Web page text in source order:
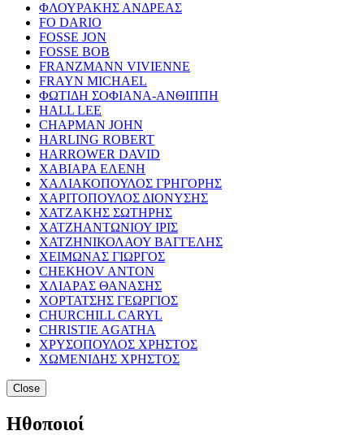
ΦΛΟΥΡΑΚΗΣ ΑΝΔΡΕΑΣ
FO DARIO
FOSSE JON
FOSSE BOB
FRANZMANN VIVIENNE
FRAYN MICHAEL
ΦΩΤΙΔΗ ΣΟΦΙΑΝΑ-ΑΝΘΙΠΠΗ
HALL LEE
CHAPMAN JOHN
HARLING ROBERT
HARROWER DAVID
ΧΑΒΙΑΡΑ ΕΛΕΝΗ
ΧΑΛΙΑΚΟΠΟΥΛΟΣ ΓΡΗΓΟΡΗΣ
ΧΑΡΙΤΟΠΟΥΛΟΣ ΔΙΟΝΥΣΗΣ
ΧΑΤΖΑΚΗΣ ΣΩΤΗΡΗΣ
ΧΑΤΖΗΑΝΤΩΝΙΟΥ ΙΡΙΣ
ΧΑΤΖΗΝΙΚΟΛΑΟΥ ΒΑΓΓΕΛΗΣ
ΧΕΙΜΩΝΑΣ ΓΙΩΡΓΟΣ
CHEKHOV ANTON
ΧΛΙΑΡΑΣ ΘΑΝΑΣΗΣ
ΧΟΡΤΑΤΣΗΣ ΓΕΩΡΓΙΟΣ
CHURCHILL CARYL
CHRISTIE AGATHA
ΧΡΥΣΟΠΟΥΛΟΣ ΧΡΗΣΤΟΣ
ΧΩΜΕΝΙΔΗΣ ΧΡΗΣΤΟΣ
Close
Ηθοποιοί